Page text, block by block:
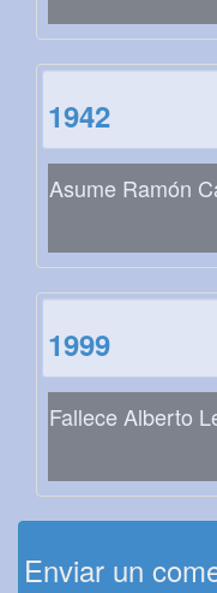
1942
Asume Ramón
1999
Fallece Alberto
Enviar un